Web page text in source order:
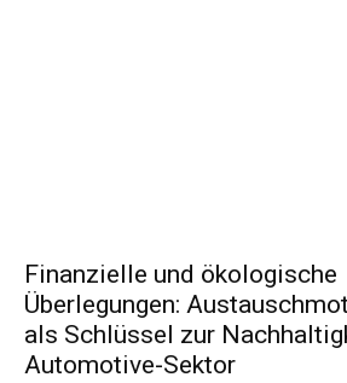
Finanzielle und ökologische
Überlegungen:
als Schlüssel zur
Automotive-Sektor